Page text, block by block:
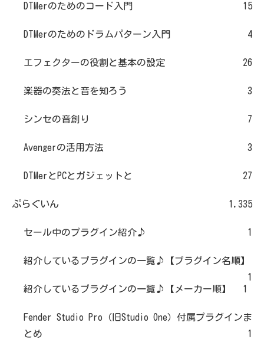
DTMerのためのコード入門 15
DTMerのためのドラムパターン入門 4
エフェクターの役割と基本の設定 26
楽器の奏法と音を知ろう 3
シンセの音創り 7
Avengerの活用方法 3
DTMerとPCとガジェットと 27
ぷらぐいん 1,335
セール中のプラグイン紹介♪ 1
紹介しているプラグインの一覧♪【プラグイン名順】
1
紹介しているプラグインの一覧♪【メーカー順】
1
Fender Studio Pro（旧Studio One）付属プラグインま
とめ
1